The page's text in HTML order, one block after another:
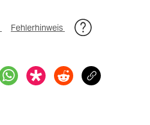
Fehlerhinweis